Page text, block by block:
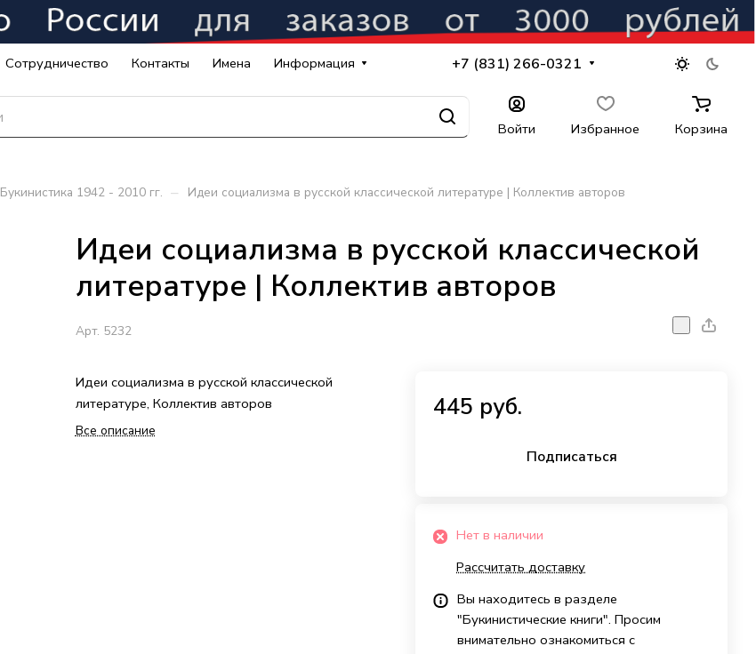
Сотрудничество Контакты Имена Информация +7 (831) 266-0321
Войти Избранное Корзина
Букинистика 1942 - 2010 гг. – Идеи социализма в русской классической литературе | Коллектив авторов
Идеи социализма в русской классической
литературе | Коллектив авторов
Арт. 5232
Идеи социализма в русской классической
литературе, Коллектив авторов
Все описание
445 руб.
Подписаться
Нет в наличии
Рассчитать доставку
Вы находитесь в разделе
"Букинистические книги". Просим
внимательно ознакомиться с